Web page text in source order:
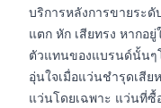
บริการหลังการขายระดั
แตก หัก เสียทรง หากอ
ตัวแทนของแบรนด์นั้นๆ
อุ่นใจเมื่อแว่นชำรุดเสี
แว่นโดยเฉพาะ แว่นที่ซื้